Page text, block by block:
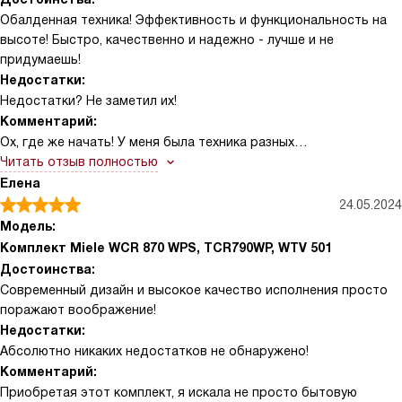
Обалденная техника! Эффективность и функциональность на
высоте! Быстро, качественно и надежно - лучше и не
придумаешь!
Недостатки:
Недостатки? Не заметил их!
Комментарий:
Ох, где же начать! У меня была техника разных
производителей, но эта... Эта просто вне конкуренции! Помню,
как только установил их дома, сразу почувствовал разницу.
Скажу вам, друзья, ощущение непередаваемое! Стиральная
машина работает настолько тихо, что я даже не заметил,
когда она закончила. Вспоминаю, как раньше мне приходилось
машины не мешал. Теперь же я могу забыть об этом! Сушилка -
это вообще отдельная история. Она сушит одежду так, что
она становится мягкой, как после профессиональной
химчистки. Никаких смятин или потертостей, только свежесть
и чистота. Это же так удобно, особенно когда на улице дождь
или снег. Но самое главное - это то, как эта техника экономит
время. Я не могу поверить, как быстро она справляется со
Читать отзыв полностью
Елена
24.05.2024
Модель:
Комплект Miele WCR 870 WPS, TCR790WP, WTV 501
Достоинства:
Современный дизайн и высокое качество исполнения просто
поражают воображение!
Недостатки:
Абсолютно никаких недостатков не обнаружено!
Комментарий:
Приобретая этот комплект, я искала не просто бытовую